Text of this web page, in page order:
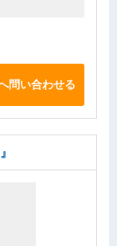
問い合わせる